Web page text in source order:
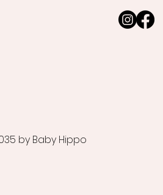
by Baby Hippo